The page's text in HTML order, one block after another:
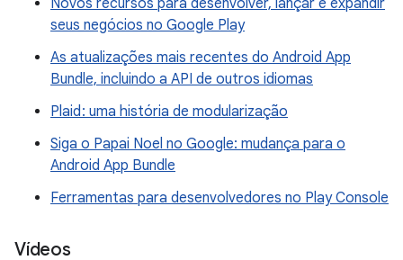
Novos recursos para desenvolver, lançar e expandir
seus negócios no Google Play
As atualizações mais recentes do Android App
Bundle, incluindo a API de outros idiomas
Plaid : uma história de modularização
Siga o Papai Noel no Google: mudança para o
Android App Bundle
Ferramentas para desenvolvedores no Play Console
Vídeos